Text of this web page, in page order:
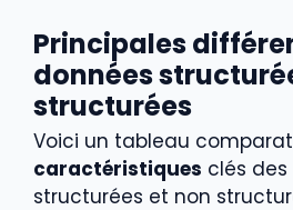
Principales
données
structurées
Voici un tableau
caractéristiques clés
structurées et non